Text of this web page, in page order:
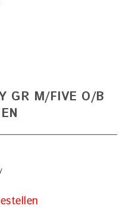
GR M/FIVE O/B